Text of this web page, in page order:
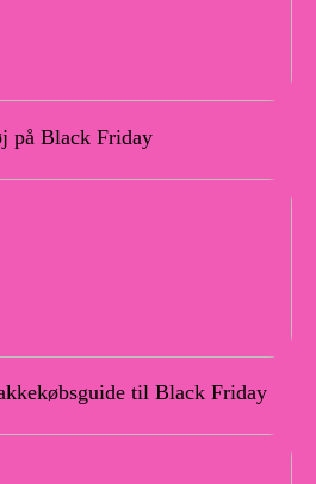
på Black Friday
til Black Friday